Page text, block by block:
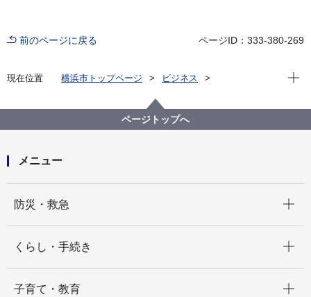
前のページに戻る ページID：333-380-269
現在位置 横浜市トップページ
ビジネス
【終了しました】新型コロナウイルス感染防止におけ
る障害及び高齢サービス事業所への衛生管理に関する
巡回訪問の実施について
現在
ページトップへ
メニュー
防災・救急
くらし・手続き
子育て・教育